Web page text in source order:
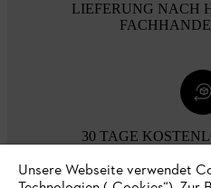
LIEFERUNG NACH
30 TAGE
Unsere Webseite verwendet